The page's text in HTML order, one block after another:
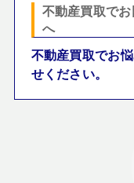
不動産買取で
へ
不動産買取でお
せください。